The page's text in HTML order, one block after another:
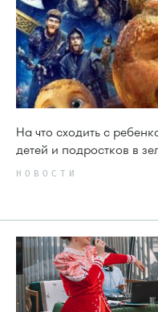
На что сходить с
детей и подростков в
НОВОСТИ